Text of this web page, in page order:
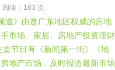
阅读：183 次
》由是广东地区权威的房地
市场、家居、房地产投资理财
节目有《新闻第一街》《地
地产市场，及时报道最新市场